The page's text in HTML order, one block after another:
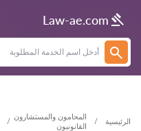
Law-ae.com
الرئيسية
المحامون والمستشارون
القانونيون